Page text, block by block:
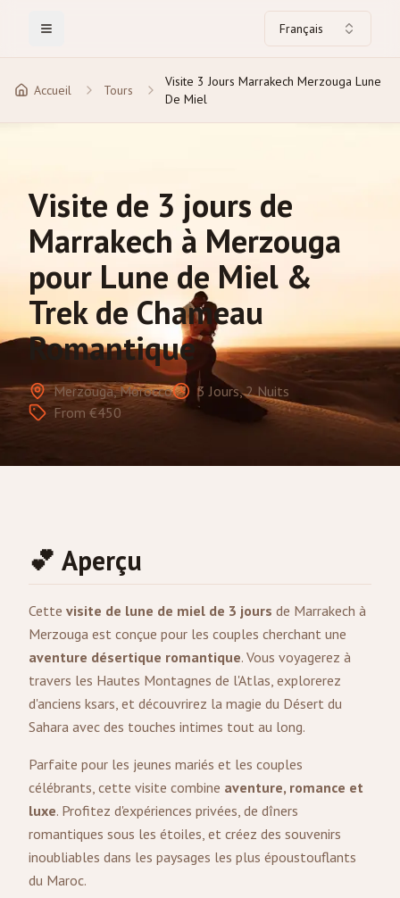
Toggle Menu Français
Accueil Tours
Visite 3 Jours Marrakech Merzouga Lune
De Miel
Visite de 3 jours de
Marrakech à Merzouga
pour Lune de Miel &
Trek de Chameau
Romantique
Merzouga, Morocco
3 Jours, 2 Nuits
From €450
💕 Aperçu
Cette visite de lune de miel de 3 jours de Marrakech à
Merzouga est conçue pour les couples cherchant une
aventure désertique romantique. Vous voyagerez à
travers les Hautes Montagnes de l'Atlas, explorerez
d'anciens ksars, et découvrirez la magie du Désert du
Sahara avec des touches intimes tout au long.
Parfaite pour les jeunes mariés et les couples
célébrants, cette visite combine aventure, romance et
luxe. Profitez d'expériences privées, de dîners
romantiques sous les étoiles, et créez des souvenirs
inoubliables dans les paysages les plus époustouflants
du Maroc.